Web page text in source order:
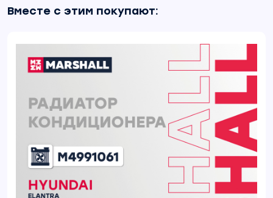
Вместе с этим покупают: